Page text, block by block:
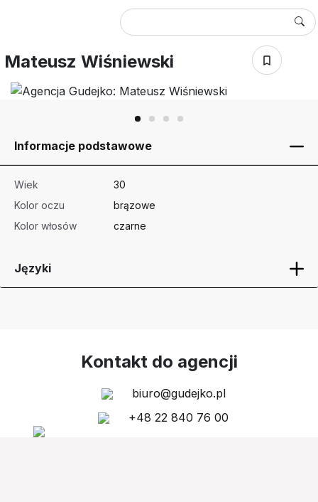
Mateusz Wiśniewski
Informacje podstawowe
Wiek
30
Kolor oczu
brązowe
Kolor włosów
czarne
Języki
Kontakt do agencji
biuro@gudejko.pl
+48 22 840 76 00